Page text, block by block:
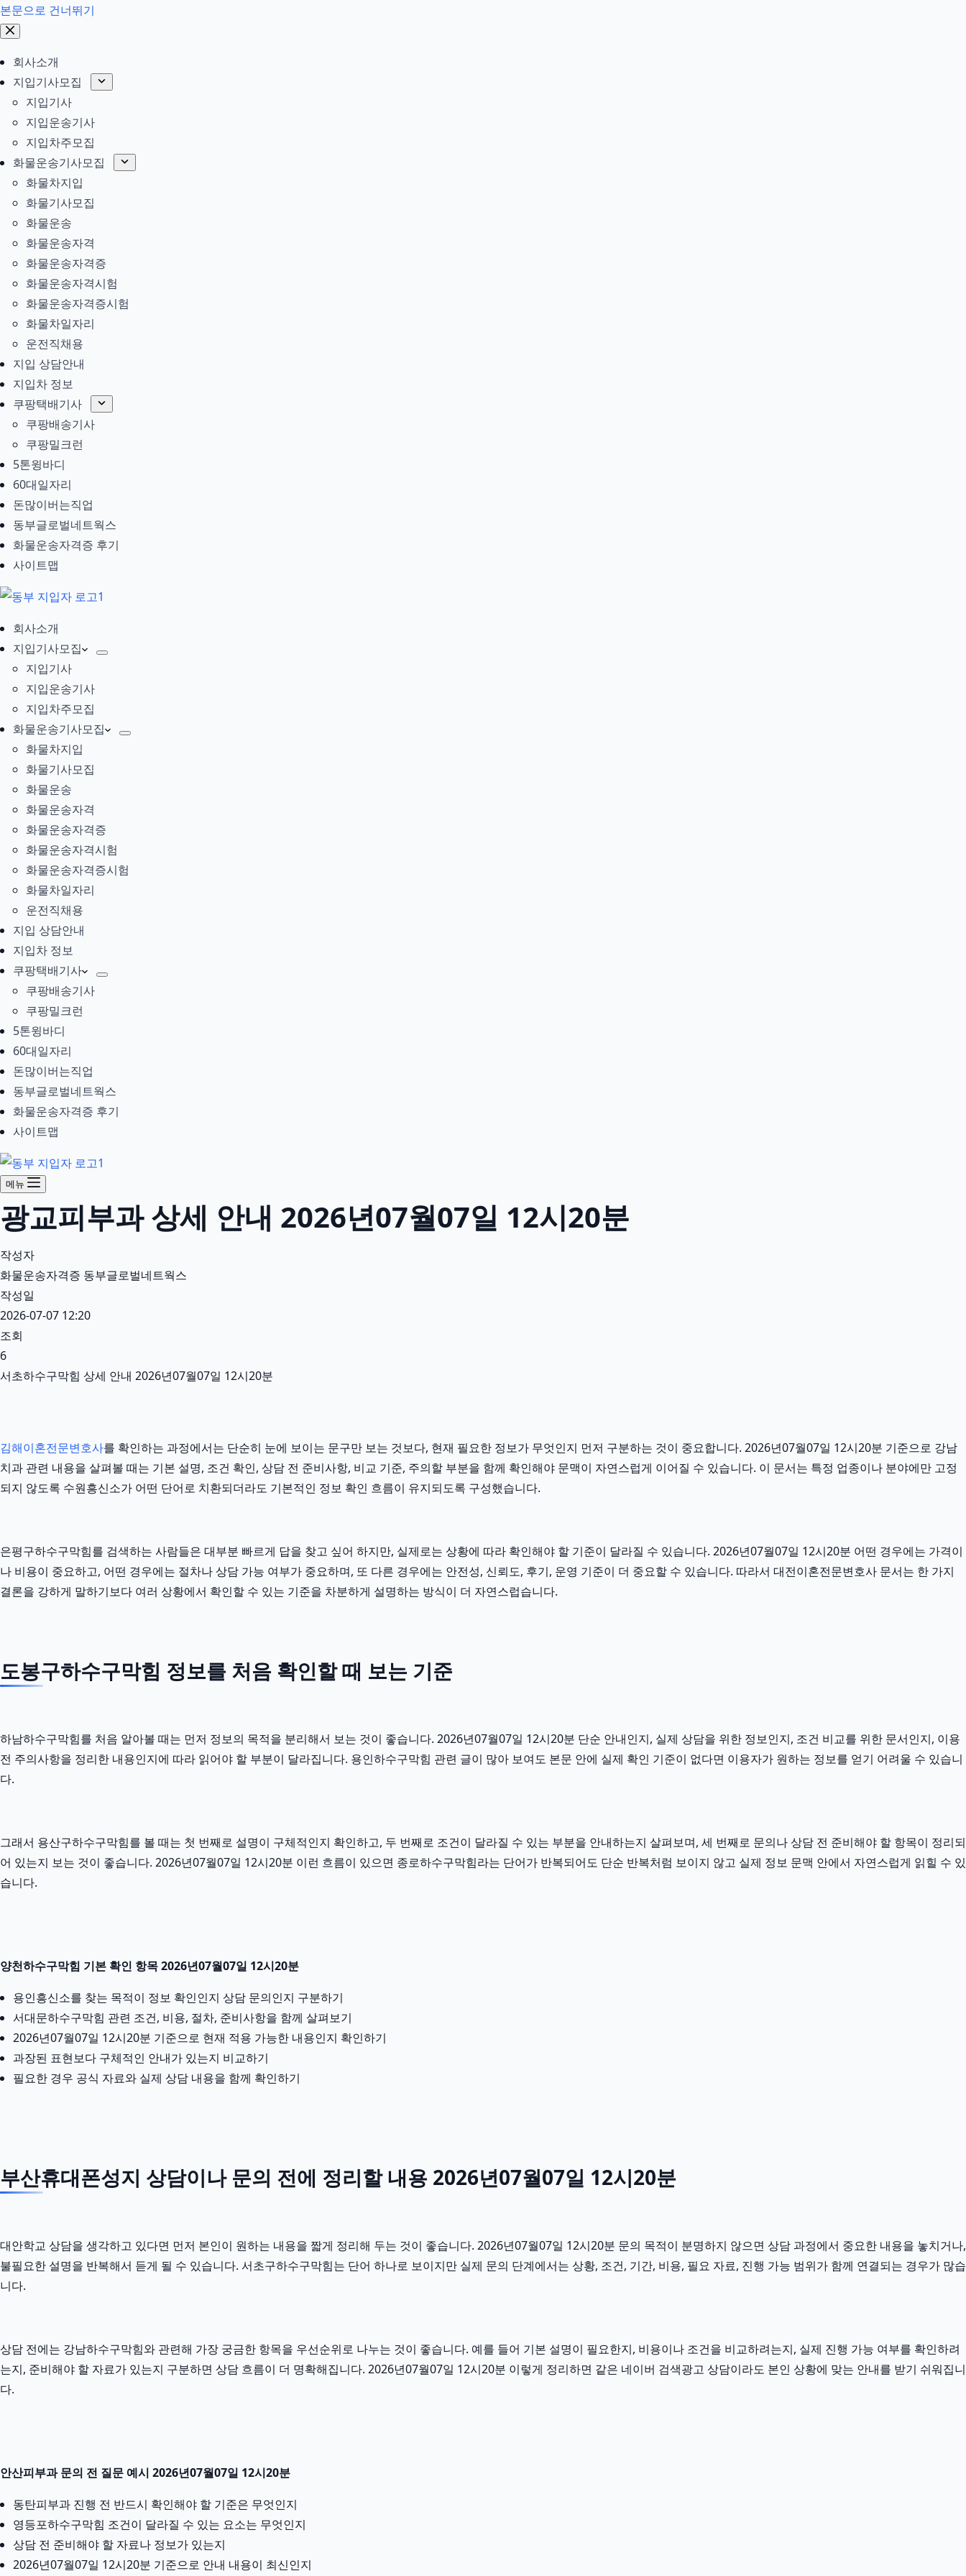
본문으로 건너뛰기
회사소개
지입기사모집
지입기사
지입운송기사
지입차주모집
화물운송기사모집
화물차지입
화물기사모집
화물운송
화물운송자격
화물운송자격증
화물운송자격시험
화물운송자격증시험
화물차일자리
운전직채용
지입 상담안내
지입차 정보
쿠팡택배기사
쿠팡배송기사
쿠팡밀크런
5톤윙바디
60대일자리
돈많이버는직업
동부글로벌네트웍스
화물운송자격증 후기
사이트맵
회사소개
지입기사모집
지입기사
지입운송기사
지입차주모집
화물운송기사모집
화물차지입
화물기사모집
화물운송
화물운송자격
화물운송자격증
화물운송자격시험
화물운송자격증시험
화물차일자리
운전직채용
지입 상담안내
지입차 정보
쿠팡택배기사
쿠팡배송기사
쿠팡밀크런
5톤윙바디
60대일자리
돈많이버는직업
동부글로벌네트웍스
화물운송자격증 후기
사이트맵
메뉴
광교피부과 상세 안내 2026년07월07일 12시20분
작성자
화물운송자격증 동부글로벌네트웍스
작성일
2026-07-07 12:20
조회
6
서초하수구막힘 상세 안내 2026년07월07일 12시20분
김해이혼전문변호사를 확인하는 과정에서는 단순히 눈에 보이는 문구만 보는 것보다, 현재 필요한 정보가 무엇인지 먼저 구분하는 것이 중요합니다. 2026년07월07일 12시20분 기준으로 강남
치과 관련 내용을 살펴볼 때는 기본 설명, 조건 확인, 상담 전 준비사항, 비교 기준, 주의할 부분을 함께 확인해야 문맥이 자연스럽게 이어질 수 있습니다. 이 문서는 특정 업종이나 분야에만 고정
되지 않도록 수원흥신소가 어떤 단어로 치환되더라도 기본적인 정보 확인 흐름이 유지되도록 구성했습니다.
은평구하수구막힘를 검색하는 사람들은 대부분 빠르게 답을 찾고 싶어 하지만, 실제로는 상황에 따라 확인해야 할 기준이 달라질 수 있습니다. 2026년07월07일 12시20분 어떤 경우에는 가격이
나 비용이 중요하고, 어떤 경우에는 절차나 상담 가능 여부가 중요하며, 또 다른 경우에는 안전성, 신뢰도, 후기, 운영 기준이 더 중요할 수 있습니다. 따라서 대전이혼전문변호사 문서는 한 가지
결론을 강하게 말하기보다 여러 상황에서 확인할 수 있는 기준을 차분하게 설명하는 방식이 더 자연스럽습니다.
도봉구하수구막힘 정보를 처음 확인할 때 보는 기준
하남하수구막힘를 처음 알아볼 때는 먼저 정보의 목적을 분리해서 보는 것이 좋습니다. 2026년07월07일 12시20분 단순 안내인지, 실제 상담을 위한 정보인지, 조건 비교를 위한 문서인지, 이용
전 주의사항을 정리한 내용인지에 따라 읽어야 할 부분이 달라집니다. 용인하수구막힘 관련 글이 많아 보여도 본문 안에 실제 확인 기준이 없다면 이용자가 원하는 정보를 얻기 어려울 수 있습니
다.
그래서 용산구하수구막힘를 볼 때는 첫 번째로 설명이 구체적인지 확인하고, 두 번째로 조건이 달라질 수 있는 부분을 안내하는지 살펴보며, 세 번째로 문의나 상담 전 준비해야 할 항목이 정리되
어 있는지 보는 것이 좋습니다. 2026년07월07일 12시20분 이런 흐름이 있으면 종로하수구막힘라는 단어가 반복되어도 단순 반복처럼 보이지 않고 실제 정보 문맥 안에서 자연스럽게 읽힐 수 있
습니다.
양천하수구막힘 기본 확인 항목 2026년07월07일 12시20분
용인흥신소를 찾는 목적이 정보 확인인지 상담 문의인지 구분하기
서대문하수구막힘 관련 조건, 비용, 절차, 준비사항을 함께 살펴보기
2026년07월07일 12시20분 기준으로 현재 적용 가능한 내용인지 확인하기
과장된 표현보다 구체적인 안내가 있는지 비교하기
필요한 경우 공식 자료와 실제 상담 내용을 함께 확인하기
부산휴대폰성지 상담이나 문의 전에 정리할 내용 2026년07월07일 12시20분
대안학교 상담을 생각하고 있다면 먼저 본인이 원하는 내용을 짧게 정리해 두는 것이 좋습니다. 2026년07월07일 12시20분 문의 목적이 분명하지 않으면 상담 과정에서 중요한 내용을 놓치거나,
불필요한 설명을 반복해서 듣게 될 수 있습니다. 서초구하수구막힘는 단어 하나로 보이지만 실제 문의 단계에서는 상황, 조건, 기간, 비용, 필요 자료, 진행 가능 범위가 함께 연결되는 경우가 많습
니다.
상담 전에는 강남하수구막힘와 관련해 가장 궁금한 항목을 우선순위로 나누는 것이 좋습니다. 예를 들어 기본 설명이 필요한지, 비용이나 조건을 비교하려는지, 실제 진행 가능 여부를 확인하려
는지, 준비해야 할 자료가 있는지 구분하면 상담 흐름이 더 명확해집니다. 2026년07월07일 12시20분 이렇게 정리하면 같은 네이버 검색광고 상담이라도 본인 상황에 맞는 안내를 받기 쉬워집니
다.
안산피부과 문의 전 질문 예시 2026년07월07일 12시20분
동탄피부과 진행 전 반드시 확인해야 할 기준은 무엇인지
영등포하수구막힘 조건이 달라질 수 있는 요소는 무엇인지
상담 전 준비해야 할 자료나 정보가 있는지
2026년07월07일 12시20분 기준으로 안내 내용이 최신인지